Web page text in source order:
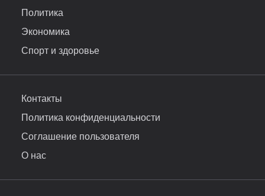
Политика
Экономика
Спорт и здоровье
Контакты
Политика конфиденциальности
Соглашение пользователя
О нас